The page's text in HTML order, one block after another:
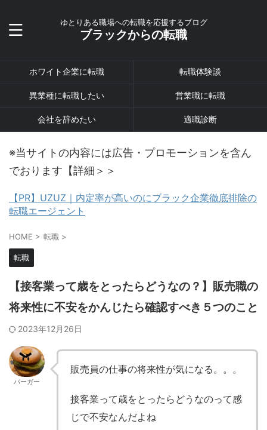
ゆとりある職場への転職を応援するブログ
ブラックからの転職
ホワイト企業に転職 転職体験談
異業種に転職したい 営業職に転職
会社を辞めたい 適職診断
※当サイトの内容には広告・プロモーションを含ん
でおります【詳細＞＞
【PR】UZUZ｜内定率が高いのにブラック企業徹底排除の
転職エージェント
HOME > 転職 >
転職
【接客業って歳をとったらどうなの？】販売職の
将来性に不安をかんじたら確認すべき５つのこと
2023年12月26日
バーガー
販売員の仕事の将来性が気になる。。。
接客業って歳をとったらどうなのって感
じで不安なんだよね